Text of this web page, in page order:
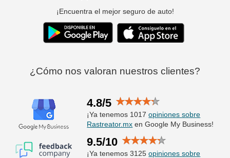
¡Encuentra el mejor seguro de auto!
¿Cómo nos valoran nuestros clientes?
4.8/5
¡Ya tenemos 1017opiniones sobre
Rastreator.mx en Google My Business!
9.5/10
¡Ya tenemos 3125opiniones sobre